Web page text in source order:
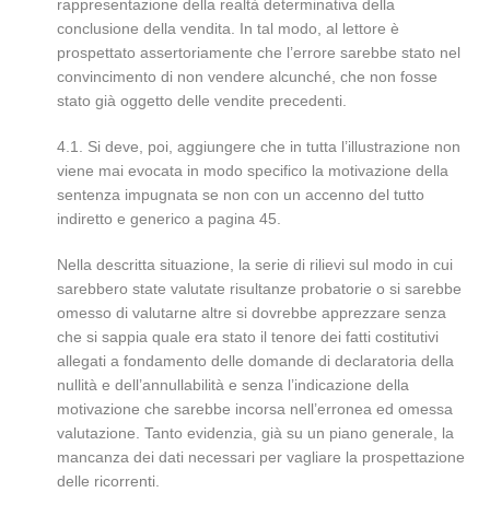
rappresentazione della realtà determinativa della
conclusione della vendita. In tal modo, al lettore è
prospettato assertoriamente che l’errore sarebbe stato nel
convincimento di non vendere alcunché, che non fosse
stato già oggetto delle vendite precedenti.
4.1. Si deve, poi, aggiungere che in tutta l’illustrazione non
viene mai evocata in modo specifico la motivazione della
sentenza impugnata se non con un accenno del tutto
indiretto e generico a pagina 45.
Nella descritta situazione, la serie di rilievi sul modo in cui
sarebbero state valutate risultanze probatorie o si sarebbe
omesso di valutarne altre si dovrebbe apprezzare senza
che si sappia quale era stato il tenore dei fatti costitutivi
allegati a fondamento delle domande di declaratoria della
nullità e dell’annullabilità e senza l’indicazione della
motivazione che sarebbe incorsa nell’erronea ed omessa
valutazione. Tanto evidenzia, già su un piano generale, la
mancanza dei dati necessari per vagliare la prospettazione
delle ricorrenti.